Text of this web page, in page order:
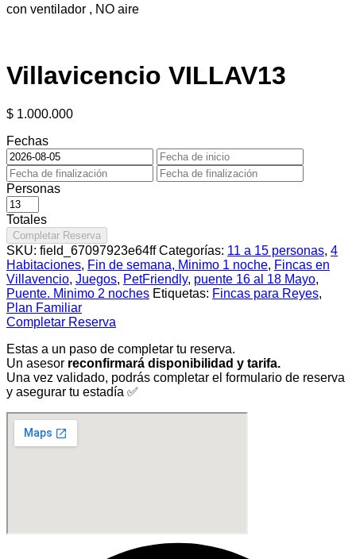
con ventilador , NO aire
Villavicencio VILLAV13
$ 1.000.000
Fechas
Personas
Totales
Completar Reserva
SKU: field_67097923e64ff Categorías: 11 a 15 personas, 4
Habitaciones, Fin de semana, Minimo 1 noche, Fincas en
Villavencio, Juegos, PetFriendly, puente 16 al 18 Mayo,
Puente. Minimo 2 noches Etiquetas: Fincas para Reyes,
Plan Familiar
Completar Reserva
Estas a un paso de completar tu reserva.
Un asesor reconfirmará disponibilidad y tarifa.
Una vez validado, podrás completar el formulario de reserva
y asegurar tu estadía ✅